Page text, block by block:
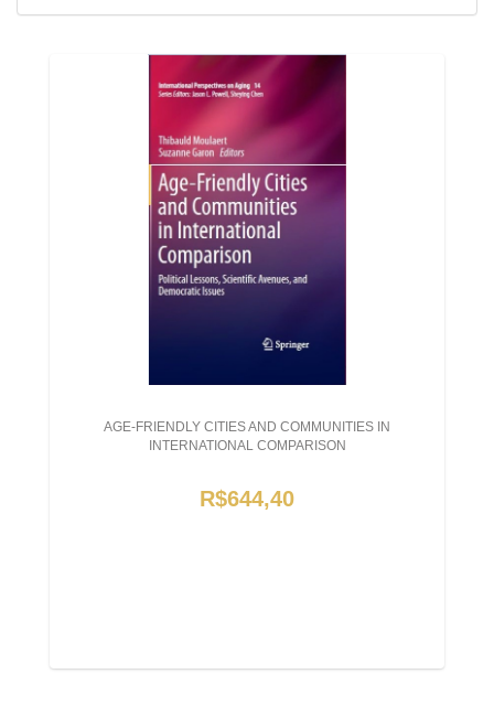
AGE-FRIENDLY CITIES AND COMMUNITIES IN
INTERNATIONAL COMPARISON
R$644,40